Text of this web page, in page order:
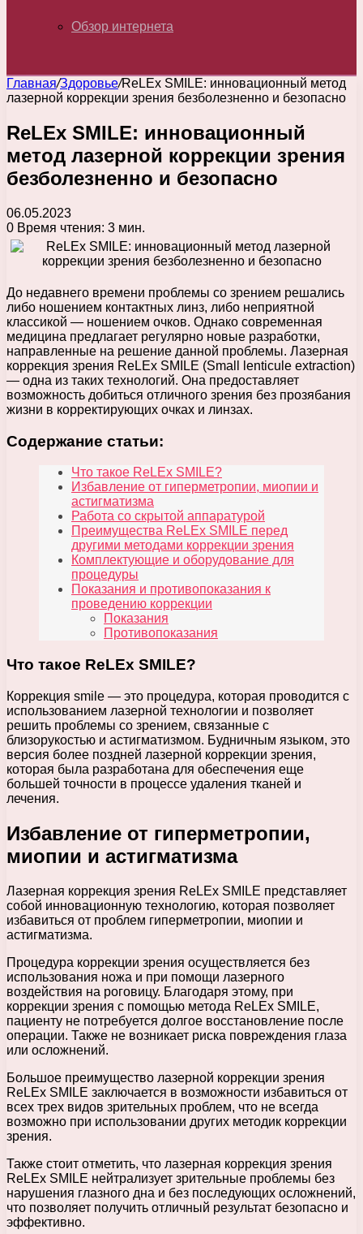
Обзор интернета
Главная/Здоровье/ReLEx SMILE: инновационный метод
лазерной коррекции зрения безболезненно и безопасно
ReLEx SMILE: инновационный
метод лазерной коррекции зрения
безболезненно и безопасно
06.05.2023
0 Время чтения: 3 мин.
До недавнего времени проблемы со зрением решались
либо ношением контактных линз, либо неприятной
классикой — ношением очков. Однако современная
медицина предлагает регулярно новые разработки,
направленные на решение данной проблемы. Лазерная
коррекция зрения ReLEx SMILE (Small lenticule extraction)
— одна из таких технологий. Она предоставляет
возможность добиться отличного зрения без прозябания
жизни в корректирующих очках и линзах.
Содержание статьи:
Что такое ReLEx SMILE?
Избавление от гиперметропии, миопии и
астигматизма
Работа со скрытой аппаратурой
Преимущества ReLEx SMILE перед
другими методами коррекции зрения
Комплектующие и оборудование для
процедуры
Показания и противопоказания к
проведению коррекции
Показания
Противопоказания
Что такое ReLEx SMILE?
Коррекция smile — это процедура, которая проводится с
использованием лазерной технологии и позволяет
решить проблемы со зрением, связанные с
близорукостью и астигматизмом. Будничным языком, это
версия более поздней лазерной коррекции зрения,
которая была разработана для обеспечения еще
большей точности в процессе удаления тканей и
лечения.
Избавление от гиперметропии,
миопии и астигматизма
Лазерная коррекция зрения ReLEx SMILE представляет
собой инновационную технологию, которая позволяет
избавиться от проблем гиперметропии, миопии и
астигматизма.
Процедура коррекции зрения осуществляется без
использования ножа и при помощи лазерного
воздействия на роговицу. Благодаря этому, при
коррекции зрения с помощью метода ReLEx SMILE,
пациенту не потребуется долгое восстановление после
операции. Также не возникает риска повреждения глаза
или осложнений.
Большое преимущество лазерной коррекции зрения
ReLEx SMILE заключается в возможности избавиться от
всех трех видов зрительных проблем, что не всегда
возможно при использовании других методик коррекции
зрения.
Также стоит отметить, что лазерная коррекция зрения
ReLEx SMILE нейтрализует зрительные проблемы без
нарушения глазного дна и без последующих осложнений,
что позволяет получить отличный результат безопасно и
эффективно.